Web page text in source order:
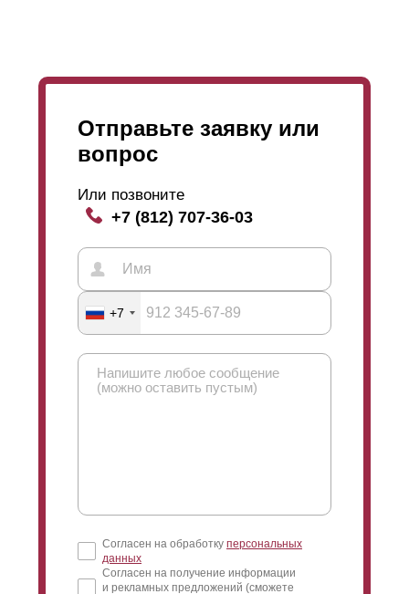
Отправьте заявку или
вопрос
Или позвоните
+7 (812) 707-36-03
+7
Согласен на обработку персональных
данных
Согласен на получение информации
и рекламных предложений (сможете